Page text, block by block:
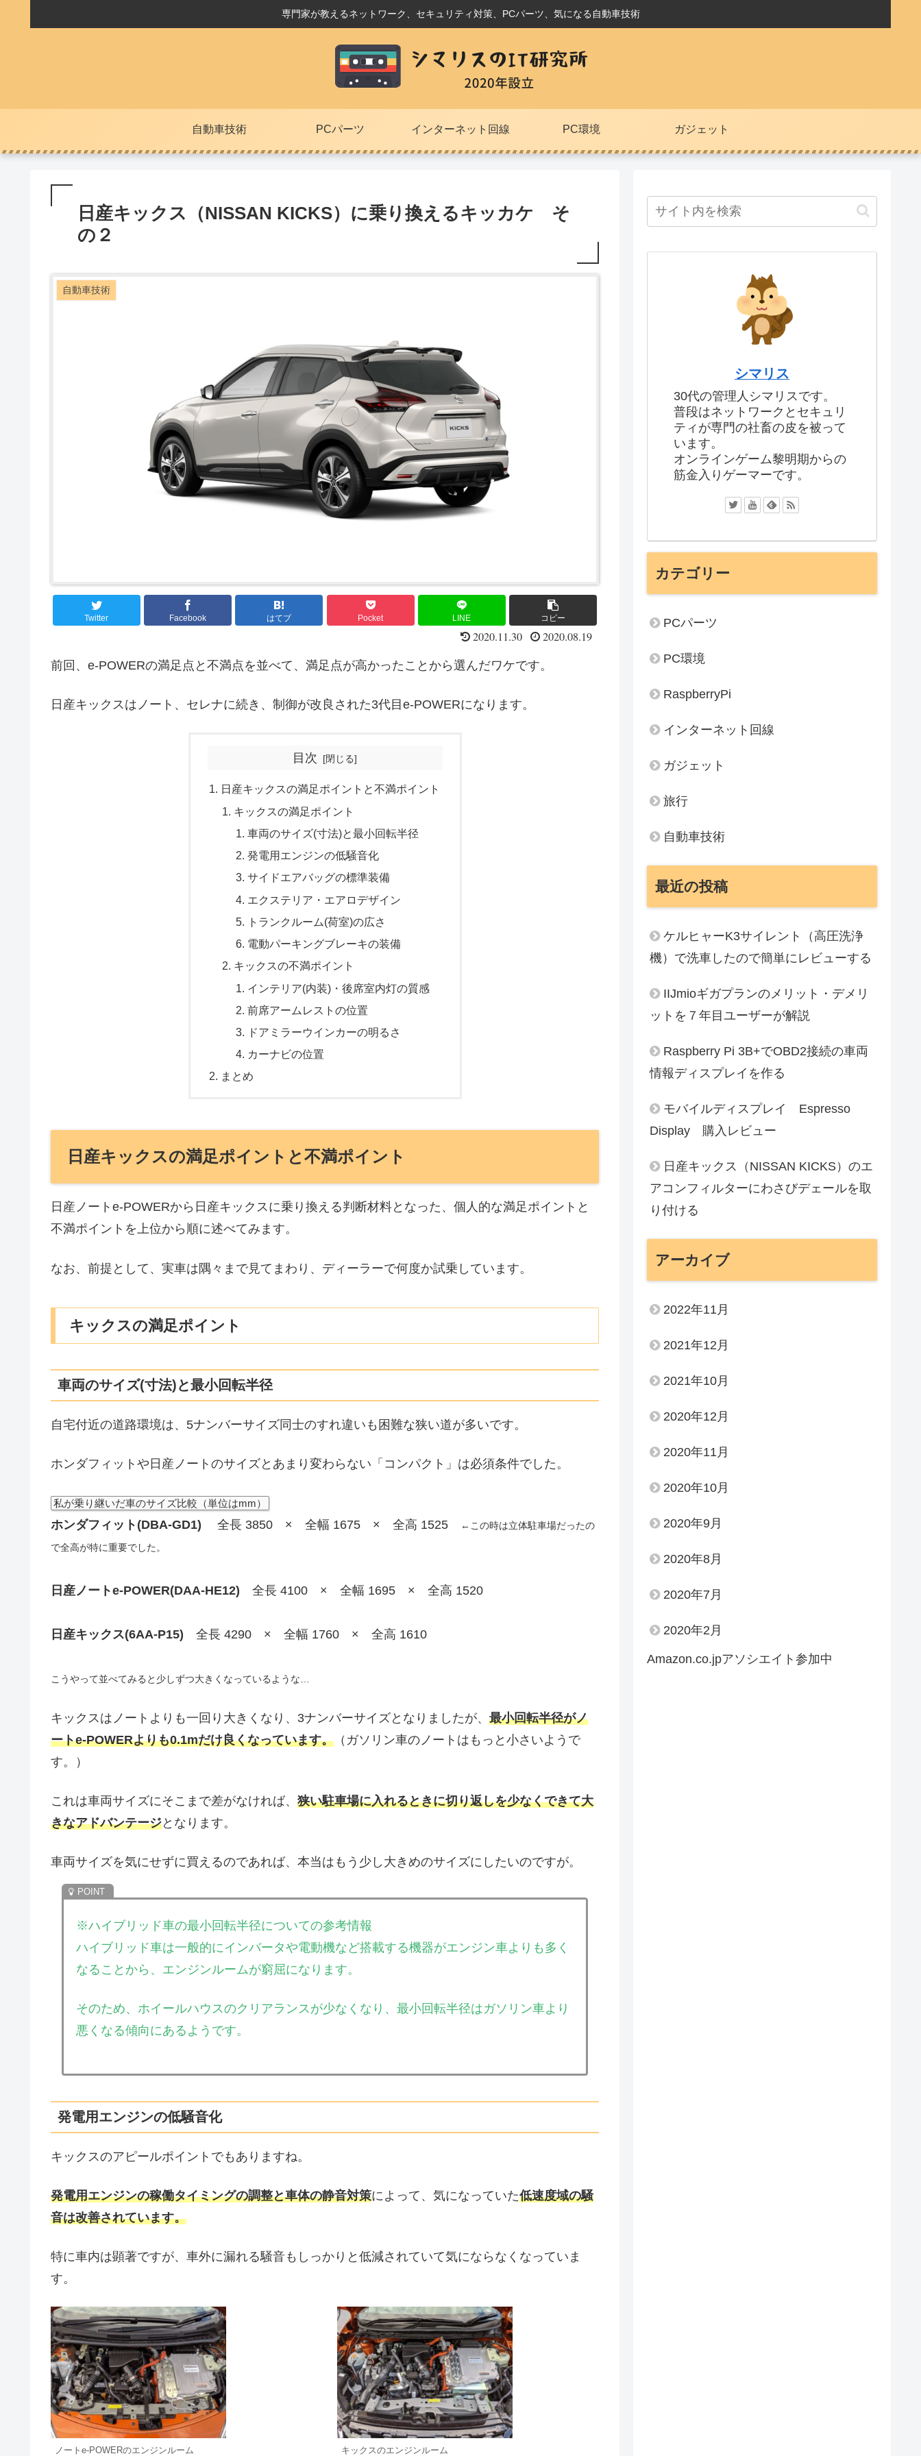
専門家が教えるネットワーク、セキュリティ対策、PCパーツ、気になる自動車技術
自動車技術 PCパーツ インターネット回線 PC環境 ガジェット
日産キックス（NISSAN KICKS）に乗り換えるキッカケ そ
の２
自動車技術
Twitter Facebook はてブ Pocket LINE コピー
2020.11.30 2020.08.19
前回、e-POWERの満足点と不満点を並べて、満足点が高かったことから選んだワケです。
日産キックスはノート、セレナに続き、制御が改良された3代目e-POWERになります。
目次
日産キックスの満足ポイントと不満ポイント
キックスの満足ポイント
車両のサイズ(寸法)と最小回転半径
発電用エンジンの低騒音化
サイドエアバッグの標準装備
エクステリア・エアロデザイン
トランクルーム(荷室)の広さ
電動パーキングブレーキの装備
キックスの不満ポイント
インテリア(内装)・後席室内灯の質感
前席アームレストの位置
ドアミラーウインカーの明るさ
カーナビの位置
まとめ
日産キックスの満足ポイントと不満ポイント
日産ノートe-POWERから日産キックスに乗り換える判断材料となった、個人的な満足ポイントと
不満ポイントを上位から順に述べてみます。
なお、前提として、実車は隅々まで見てまわり、ディーラーで何度か試乗しています。
キックスの満足ポイント
車両のサイズ(寸法)と最小回転半径
自宅付近の道路環境は、5ナンバーサイズ同士のすれ違いも困難な狭い道が多いです。
ホンダフィットや日産ノートのサイズとあまり変わらない「コンパクト」は必須条件でした。
私が乗り継いだ車のサイズ比較（単位はmm）
ホンダフィット(DBA-GD1) 全長 3850 × 全幅 1675 × 全高 1525
←この時は立体駐車場だったの
で全高が特に重要でした。
日産ノートe-POWER(DAA-HE12) 全長 4100 × 全幅 1695 × 全高 1520
日産キックス(6AA-P15) 全長 4290 × 全幅 1760 × 全高 1610
こうやって並べてみると少しずつ大きくなっているような…
キックスはノートよりも一回り大きくなり、3ナンバーサイズとなりましたが、 最小回転半径がノ
ートe-POWERよりも0.1mだけ良くなっています。 （ガソリン車のノートはもっと小さいようで
す。）
これは車両サイズにそこまで差がなければ、 狭い駐車場に入れるときに切り返しを少なくできて大
きなアドバンテージとなります。
車両サイズを気にせずに買えるのであれば、本当はもう少し大きめのサイズにしたいのですが。
※ハイブリッド車の最小回転半径についての参考情報
ハイブリッド車は一般的にインバータや電動機など搭載する機器がエンジン車よりも多く
なることから、エンジンルームが窮屈になります。
そのため、ホイールハウスのクリアランスが少なくなり、最小回転半径はガソリン車より
悪くなる傾向にあるようです。
発電用エンジンの低騒音化
キックスのアピールポイントでもありますね。
発電用エンジンの稼働タイミングの調整と車体の静音対策によって、気になっていた低速度域の騒
音は改善されています。
特に車内は顕著ですが、車外に漏れる騒音もしっかりと低減されていて気にならなくなっていま
す。
ノートe-POWERのエンジンルーム キックスのエンジンルーム
シマリス
30代の管理人シマリスです。
普段はネットワークとセキュリ
ティが専門の社畜の皮を被って
います。
オンラインゲーム黎明期からの
筋金入りゲーマーです。
カテゴリー
PCパーツ
PC環境
RaspberryPi
インターネット回線
ガジェット
旅行
自動車技術
最近の投稿
ケルヒャーK3サイレント（高圧洗浄
機）で洗車したので簡単にレビューする
IIJmioギガプランのメリット・デメリ
ットを７年目ユーザーが解説
Raspberry Pi 3B+でOBD2接続の車両
情報ディスプレイを作る
モバイルディスプレイ Espresso
Display 購入レビュー
日産キックス（NISSAN KICKS）のエ
アコンフィルターにわさびデェールを取
り付ける
アーカイブ
2022年11月
2021年12月
2021年10月
2020年12月
2020年11月
2020年10月
2020年9月
2020年8月
2020年7月
2020年2月
Amazon.co.jpアソシエイト参加中